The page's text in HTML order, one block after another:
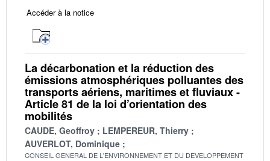
Accéder à la notice
La décarbonation et la réduction des
émissions atmosphériques polluantes des
transports aériens, maritimes et fluviaux -
Article 81 de la loi d’orientation des
mobilités
CAUDE, Geoffroy
LEMPEREUR, Thierry
AUVERLOT, Dominique
CONSEIL GENERAL DE L'ENVIRONNEMENT ET DU DEVELOPPEMENT